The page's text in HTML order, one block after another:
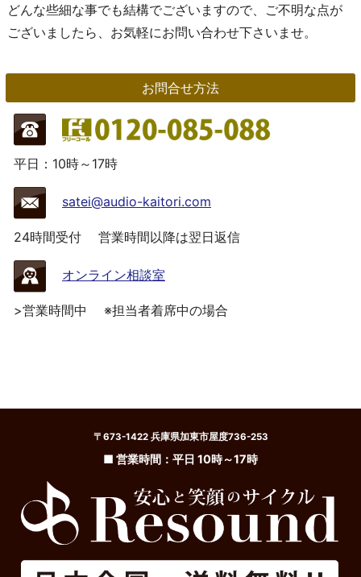
どんな些細な事でも結構でございますので、ご不明な点が
ございましたら、お気軽にお問い合わせ下さいませ。
お問合せ方法
平日：10時～17時
satei@audio-kaitori.com
24時間受付 営業時間以降は翌日返信
オンライン相談室
>営業時間中 ※担当者着席中の場合
〒673-1422 兵庫県加東市屋度736-253
■ 営業時間：平日 10時～17時